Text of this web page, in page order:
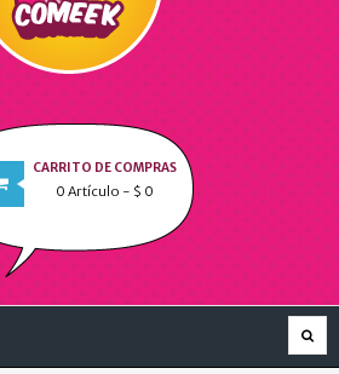
CARRITO DE COMPRAS
0 Artículo - $ 0